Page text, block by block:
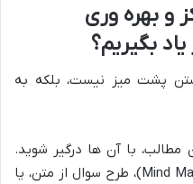
و بهره وری
بگیریم؟
پشت میز نیست، بلکه به
مطالب، با آن ها درگیر شوید.
خلاصه نویسی، نقشه کشی ذهنی (Mind Map)، طرح سوال از متن، یا